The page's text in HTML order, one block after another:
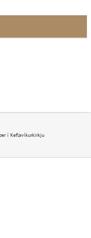
í Keflavíkurkirkju